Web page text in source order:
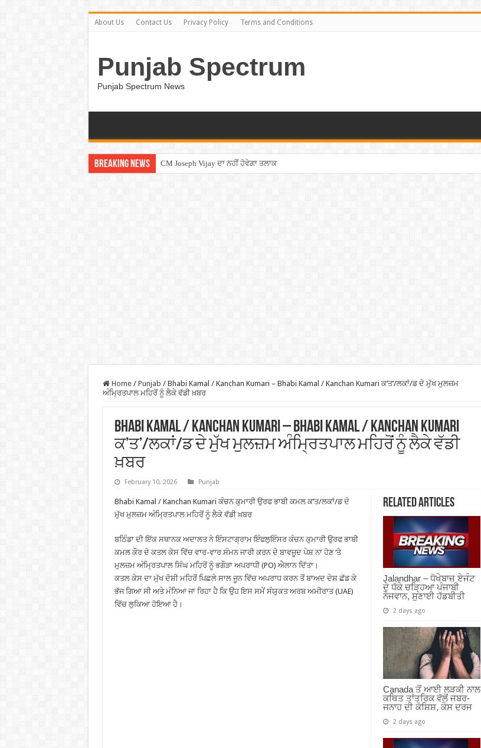
About Us Contact Us Privacy Policy Terms and Conditions
Punjab Spectrum
Punjab Spectrum News
Breaking News CM Joseph Vijay ਦਾ ਨਹੀਂ ਹੋਵੇਗਾ ਤਲਾਕ
Home / Punjab / Bhabi Kamal / Kanchan Kumari – Bhabi Kamal / Kanchan Kumari ਕ’ਤ’/ਲਕਾਂ/ਡ ਦੇ ਮੁੱਖ ਮੁਲਜ਼ਮ
ਅੰਮ੍ਰਿਤਪਾਲ ਮਹਿਰੋਂ ਨੂੰ ਲੈਕੇ ਵੱਡੀ ਖ਼ਬਰ
Bhabi Kamal / Kanchan Kumari – Bhabi Kamal / Kanchan Kumari
ਕ’ਤ’/ਲਕਾਂ/ਡ ਦੇ ਮੁੱਖ ਮੁਲਜ਼ਮ ਅੰਮ੍ਰਿਤਪਾਲ ਮਹਿਰੋਂ ਨੂੰ ਲੈਕੇ ਵੱਡੀ
ਖ਼ਬਰ
February 10, 2026 Punjab
Related Articles
Jalandhar – ਧੋਖੇਬਾਜ਼ ਏਜੰਟ
ਦੇ ਧੱਕੇ ਚੜ੍ਹਿਆ ਪੰਜਾਬੀ
ਨੌਜਵਾਨ, ਸੁਣਾਈ ਹੱਡਬੀਤੀ
2 days ago
Canada ਤੋਂ ਆਈ ਲੜਕੀ ਨਾਲ
ਕਥਿਤ ਤਾਂਤਰਿਕ ਵੱਲੋਂ ਜਬਰ-
ਜਨਾਹ ਦੀ ਕੋਸ਼ਿਸ਼, ਕੇਸ ਦਰਜ
2 days ago
Bhabi Kamal / Kanchan Kumari ਕੰਚਨ ਕੁਮਾਰੀ ਉਰਫ ਭਾਬੀ ਕਮਲ ਕ’ਤ/ਲਕਾਂ/ਡ ਦੇ
ਮੁੱਖ ਮੁਲਜ਼ਮ ਅੰਮ੍ਰਿਤਪਾਲ ਮਹਿਰੋਂ ਨੂੰ ਲੈਕੇ ਵੱਡੀ ਖ਼ਬਰ
ਬਠਿੰਡਾ ਦੀ ਇੱਕ ਸਥਾਨਕ ਅਦਾਲਤ ਨੇ ਇੰਸਟਾਗ੍ਰਾਮ ਇੰਫਲੁਇੰਸਰ ਕੰਚਨ ਕੁਮਾਰੀ ਉਰਫ ਭਾਬੀ
ਕਮਲ ਕੌਰ ਦੇ ਕਤਲ ਕੇਸ ਵਿੱਚ ਵਾਰ-ਵਾਰ ਸੰਮਨ ਜਾਰੀ ਕਰਨ ਦੇ ਬਾਵਜੂਦ ਪੇਸ਼ ਨਾ ਹੋਣ ‘ਤੇ
ਮੁਲਜ਼ਮ ਅੰਮ੍ਰਿਤਪਾਲ ਸਿੰਘ ਮਹਿਰੋਂ ਨੂੰ ਭਗੌੜਾ ਅਪਰਾਧੀ (PO) ਐਲਾਨ ਦਿੱਤਾ।
ਕਤਲ ਕੇਸ ਦਾ ਮੁੱਖ ਦੋਸ਼ੀ ਮਹਿਰੋਂ ਪਿਛਲੇ ਸਾਲ ਜੂਨ ਵਿੱਚ ਅਪਰਾਧ ਕਰਨ ਤੋਂ ਬਾਅਦ ਦੇਸ਼ ਛੱਡ ਕੇ
ਭੱਜ ਗਿਆ ਸੀ ਅਤੇ ਮੰਨਿਆ ਜਾ ਰਿਹਾ ਹੈ ਕਿ ਉਹ ਇਸ ਸਮੇਂ ਸੰਯੁਕਤ ਅਰਬ ਅਮੀਰਾਤ (UAE)
ਵਿੱਚ ਲੁਕਿਆ ਹੋਇਆ ਹੈ।